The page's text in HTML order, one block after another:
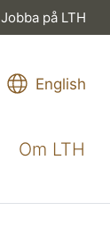
Jobba på LTH
English
Om LTH